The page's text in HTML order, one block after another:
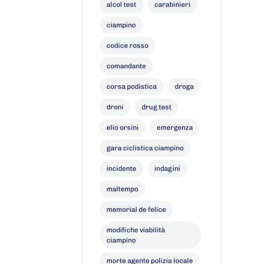
alcol test carabinieri
ciampino
codice rosso
comandante
corsa podistica droga
droni drug test
elio orsini emergenza
gara ciclistica ciampino
incidente indagini
maltempo
memorial de felice
modifiche viabilità
ciampino
morte agente polizia locale